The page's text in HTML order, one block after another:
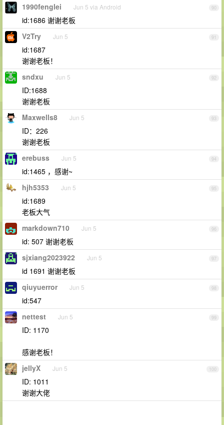
90
1990fenglei Jun 5 via Android
id:1686 谢谢老板
91
V2Try Jun 5
id:1687
谢谢老板！
92
sndxu Jun 5
ID:1688
谢谢老板
93
Maxwells8 Jun 5
ID：226
谢谢老板
94
erebuss Jun 5
id:1465 ，感谢~
95
hjh5353 Jun 5
id:1689
老板大气
96
markdown710 Jun 5
id: 507 谢谢老板
97
sjxiang2023922 Jun 5
id 1691 谢谢老板
98
qiuyuerror Jun 5
id:547
99
nettest Jun 5
ID: 1170
感谢老板！
100
jellyX Jun 5
ID: 1011
谢谢大佬